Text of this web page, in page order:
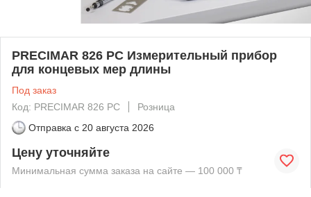
PRECIMAR 826 PC Измерительный прибор
для концевых мер длины
Под заказ
Код: PRECIMAR 826 PC
Розница
Отправка с 20 августа 2026
Цену уточняйте
Минимальная сумма заказа на сайте — 100 000 ₸